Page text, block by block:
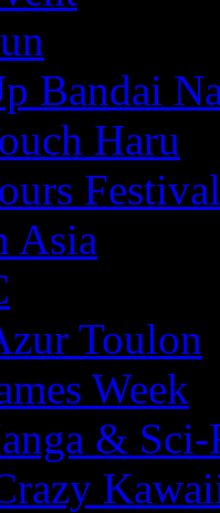
Bandai
Haru
Festival
Asia
Toulon
Week
&